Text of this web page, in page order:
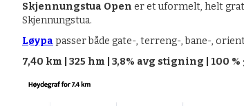
Skjennungstua Open er et uformelt, helt
Skjennungstua.
Løypa passer både gate-, terreng-, bane-,
7,40 km | 325 hm | 3,8% avg stigning | 100